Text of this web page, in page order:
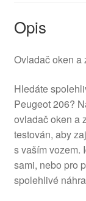
Opis
Ovladač oken a
Hledáte
Peugeot 206?
ovladač oken a
testován, aby
s vaším vozem.
sami, nebo pro
spolehlivé